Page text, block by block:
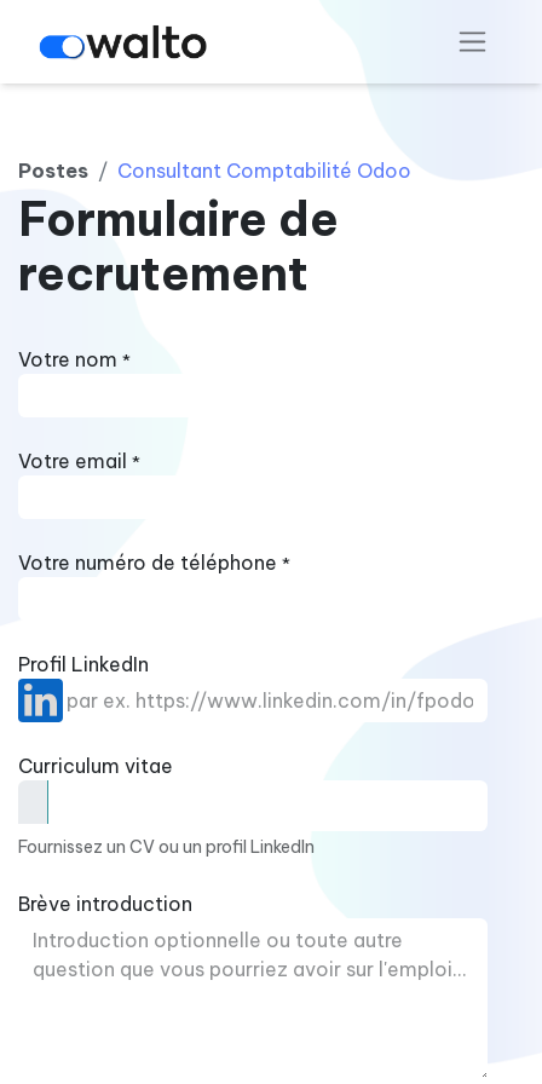
Postes Consultant Comptabilité Odoo
Formulaire de
recrutement
Votre nom *
Votre email *
Votre numéro de téléphone *
Profil LinkedIn
Curriculum vitae
Fournissez un CV ou un profil LinkedIn
Brève introduction